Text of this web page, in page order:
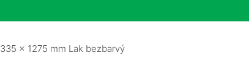
x 1275 mm Lak bezbarvý